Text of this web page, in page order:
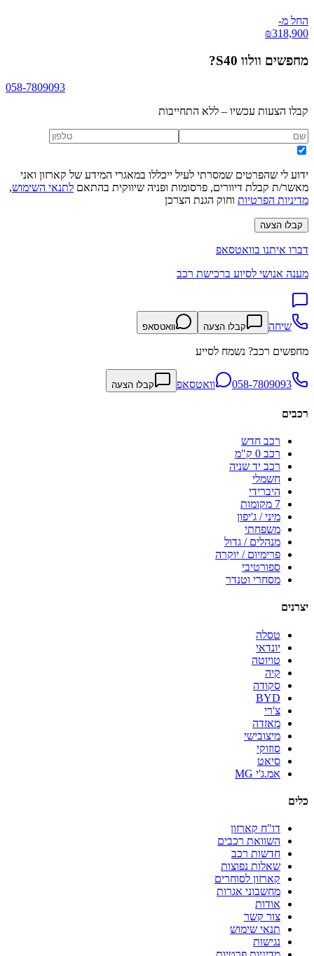
החל מ-
₪318,900
מחפשים וולוו S40 ?
058-7809093
קבלו הצעות עכשיו – ללא התחייבות
ידוע לי שהפרטים שמסרתי לעיל ייכללו במאגרי המידע של קארזון ואני
מאשר/ת קבלת דיוורים, פרסומות ופניה שיווקית בהתאם לתנאי השימוש,
מדיניות הפרטיות וחוק הגנת הצרכן
קבלו הצעה
דברו איתנו בוואטסאפ
מענה אנושי לסיוע ברכישת רכב
שיחה קבלו הצעה וואטסאפ
מחפשים רכב? נשמח לסייע
058-7809093 וואטסאפ קבלו הצעה
רכבים
רכב חדש
רכב 0 ק"מ
רכב יד שניה
חשמלי
היברידי
7 מקומות
מיני / ג'יפון
משפחתי
מנהלים / גדול
פרימיום / יוקרה
ספורטיבי
מסחרי וטנדר
יצרנים
טסלה
יונדאי
טויוטה
קיה
סקודה
BYD
צ'רי
מאזדה
מיצובישי
סוזוקי
סיאט
אמ.ג'י MG
כלים
דו"ח קארזון
השוואת רכבים
חדשות רכב
שאלות נפוצות
קארזון לסוחרים
מחשבוני אגרות
אודות
צור קשר
תנאי שימוש
נגישות